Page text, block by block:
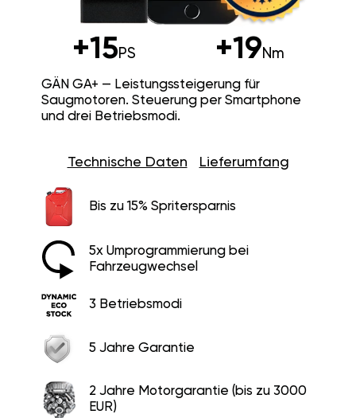
+15PS +19Nm
GÄN GA+ — Leistungssteigerung für
Saugmotoren. Steuerung per Smartphone
und drei Betriebsmodi.
Technische Daten Lieferumfang
Bis zu 15% Spritersparnis
5x Umprogrammierung bei
Fahrzeugwechsel
3 Betriebsmodi
5 Jahre Garantie
2 Jahre Motorgarantie (bis zu 3000
EUR)